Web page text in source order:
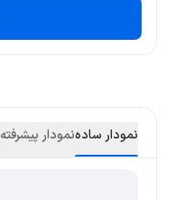
نمودار سادهنمودار پیشرفته